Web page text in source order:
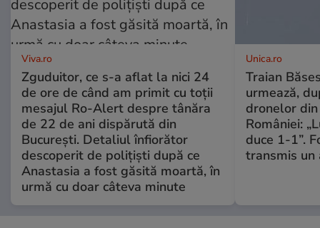
Viva.ro
Zguduitor, ce s-a aflat la nici 24
de ore de când am primit cu toții
mesajul Ro-Alert despre tânăra
de 22 de ani dispărută din
București. Detaliul înfiorător
descoperit de polițiști după ce
Anastasia a fost găsită moartă, în
urmă cu doar câteva minute
Unica.ro
Traian
urmează,
dronelor
României:
duce 1-1”.
transmis un